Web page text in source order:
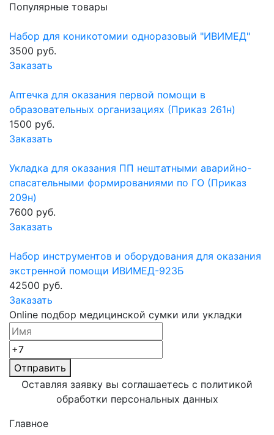
Популярные товары
Набор для коникотомии одноразовый "ИВИМЕД"
3500 руб.
Заказать
Аптечка для оказания первой помощи в
образовательных организациях (Приказ 261н)
1500 руб.
Заказать
Укладка для оказания ПП нештатными аварийно-
спасательными формированиями по ГО (Приказ
209н)
7600 руб.
Заказать
Набор инструментов и оборудования для оказания
экстренной помощи ИВИМЕД-923Б
42500 руб.
Заказать
Online подбор медицинской сумки или укладки
Отправить
Оставляя заявку вы соглашаетесь с политикой
обработки персональных данных
Главное